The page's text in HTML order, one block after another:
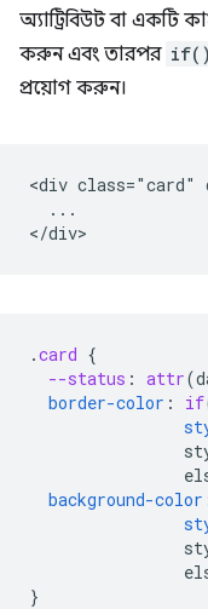
অ্যাট্রিবিউট বা একটি
করুন এবং তারপর if()
প্রয়োগ করুন।
<div class="card"
  ...
.card {
--status : attr(
border-color : if
background-color
}